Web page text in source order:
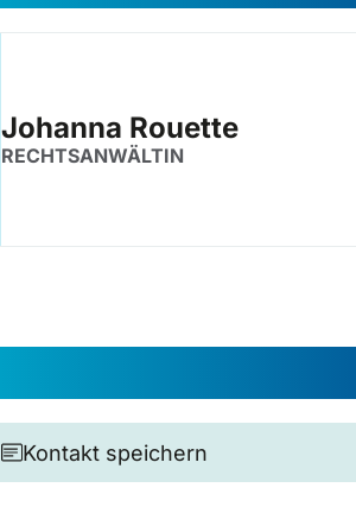
Johanna Rouette
RECHTSANWÄLTIN
Kontakt speichern